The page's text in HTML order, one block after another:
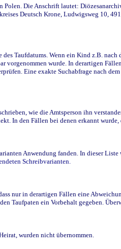
Die Anschrift lautet:
Deutsch Krone, Ludwigsweg 10,
Taufdatums. Wenn ein Kind z.B.
wurde. In derartigen
Eine exakte Suchabfrage nach
wie die Amtsperson ihn
In den Fällen bei denen erkannt
Anwendung fanden. In dieser
Schreibvarianten.
nur in derartigen Fällen eine
Taufpaten ein Vorbehalt gegeben.
wurden nicht übernommen.